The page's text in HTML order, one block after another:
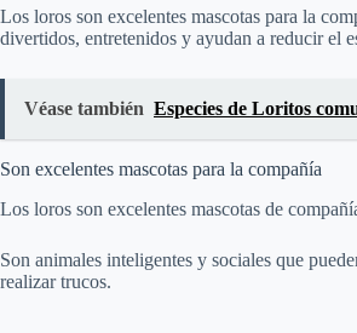
Los loros son excelentes mascotas para la
divertidos, entretenidos y ayudan a reducir el
Véase también Especies de Loritos
Son excelentes mascotas para la compañía
Los loros son excelentes mascotas de
Son animales inteligentes y sociales que
realizar trucos.